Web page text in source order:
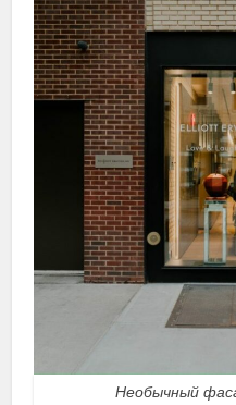
Необычный